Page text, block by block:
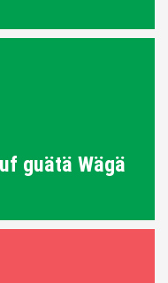
guätä Wägä